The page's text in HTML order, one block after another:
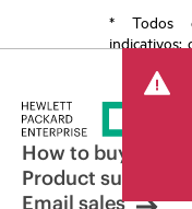
* Todos
indicativos;
taxas,
envio. O
pelo
a outros
indicativo
poderá
How to buy
Product support
Email sales